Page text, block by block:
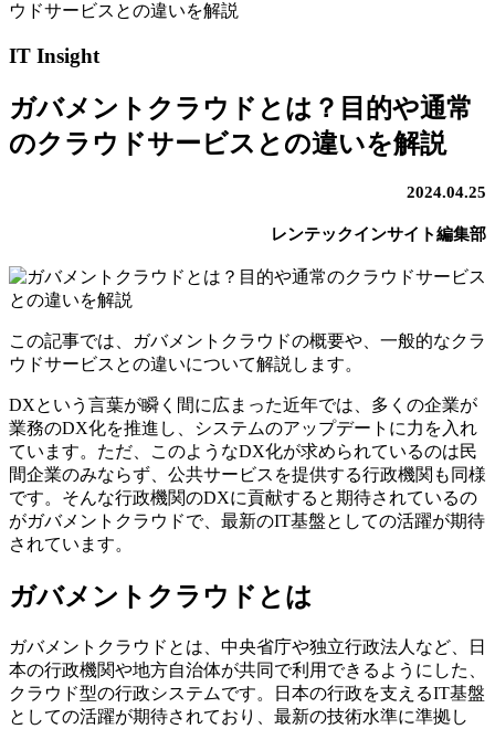
ウドサービスとの違いを解説
IT Insight
ガバメントクラウドとは？目的や通常
のクラウドサービスとの違いを解説
2024.04.25
レンテックインサイト編集部
この記事では、ガバメントクラウドの概要や、一般的なクラ
ウドサービスとの違いについて解説します。
DXという言葉が瞬く間に広まった近年では、多くの企業が
業務のDX化を推進し、システムのアップデートに力を入れ
ています。ただ、このようなDX化が求められているのは民
間企業のみならず、公共サービスを提供する行政機関も同様
です。そんな行政機関のDXに貢献すると期待されているの
がガバメントクラウドで、最新のIT基盤としての活躍が期待
されています。
ガバメントクラウドとは
ガバメントクラウドとは、中央省庁や独立行政法人など、日
本の行政機関や地方自治体が共同で利用できるようにした、
クラウド型の行政システムです。日本の行政を支えるIT基盤
としての活躍が期待されており、最新の技術水準に準拠し